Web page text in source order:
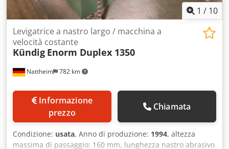
1 / 10
Nattheim 782 km
Levigatrice a nastro largo / macchina a
velocità costante
Kündig Enorm Duplex 1350
prezzo
Chiamata
Condizione: usata, Anno di produzione: 1994, altezza
massima di passaggio: 160 mm, lunghezza nastro abrasivo